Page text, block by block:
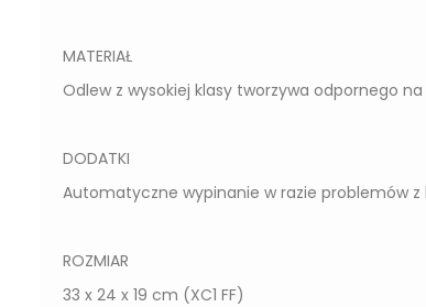
MATERIAŁ
Odlew z wysokiej klasy tworzywa odpornego
DODATKI
Automatyczne wypinanie w razie problemów z
ROZMIAR
33 x 24 x 19 cm (XC1 FF)